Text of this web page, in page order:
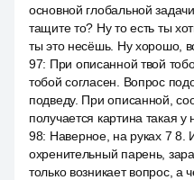
основной глобальной
тащите то? Ну то есть ты
ты это несёшь. Ну хорошо,
97: При описанной твой
тобой согласен. Вопрос
подведу. При описанной,
получается картина такая у
98: Наверное, на руках 7 8.
охренительный парень,
только возникает вопрос,